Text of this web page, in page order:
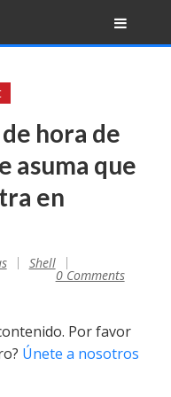
hora de
asuma que
en
Shell
0 Comments
Por favor
Únete a nosotros